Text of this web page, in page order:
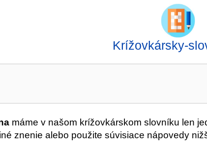
Krížovkársky-
máme v našom krížovkárskom slovníku len
znenie alebo použite súvisiace nápovedy